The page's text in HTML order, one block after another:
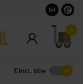
8.4
0
€ Incl. btw